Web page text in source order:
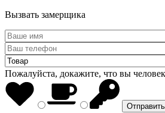
Вызвать замерщика
Пожалуйста, докажите, что вы